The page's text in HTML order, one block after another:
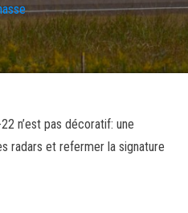
n’est pas décoratif: une
radars et refermer la signature